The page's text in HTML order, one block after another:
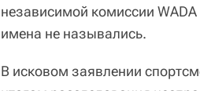
независимой комиссии
имена не назывались.
В исковом заявлении